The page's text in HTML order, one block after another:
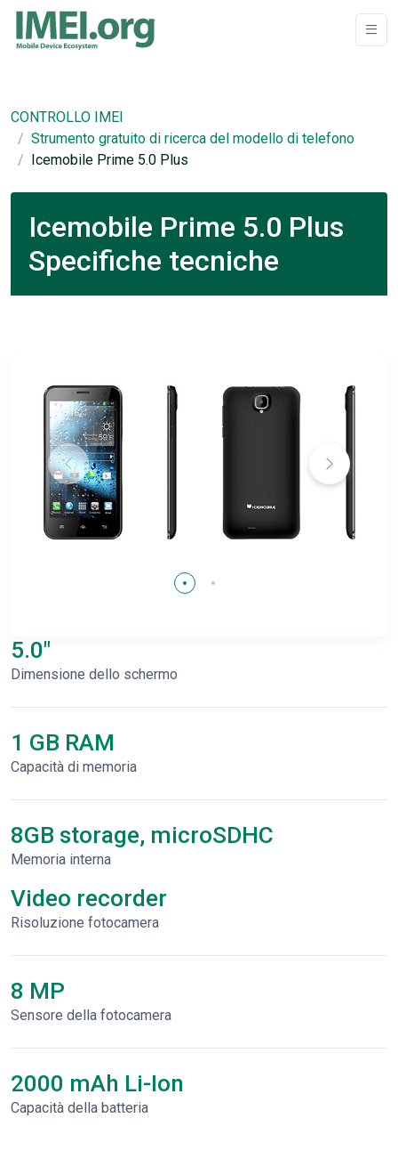
CONTROLLO IMEI
Strumento gratuito di ricerca del modello di telefono
Icemobile Prime 5.0 Plus
Icemobile Prime 5.0 Plus
Specifiche tecniche
5.0"
Dimensione dello schermo
1 GB RAM
Capacità di memoria
8GB storage, microSDHC
Memoria interna
Video recorder
Risoluzione fotocamera
8 MP
Sensore della fotocamera
2000 mAh Li-Ion
Capacità della batteria